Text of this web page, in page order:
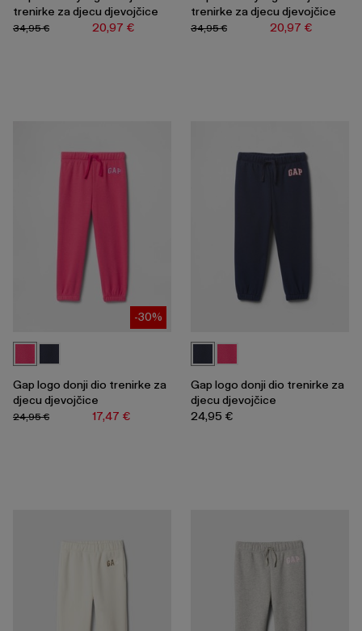
trenirke za djecu djevojčice
20,97 €
34,95 €
trenirke za djecu djevojčice
20,97 €
34,95 €
-30%
Gap logo donji dio trenirke za
djecu djevojčice
17,47 €
24,95 €
Gap logo donji dio trenirke za
djecu djevojčice
24,95 €